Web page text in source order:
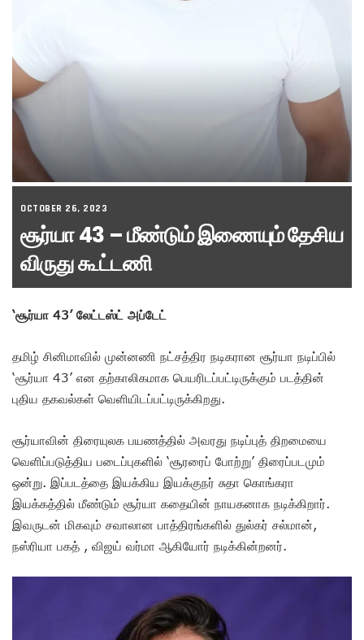
OCTOBER 26, 2023
சூர்யா 43 – மீண்டும் இணையும் தேசிய
விருது கூட்டணி
‘சூர்யா 43’ லேட்டஸ்ட் அப்டேட்
தமிழ் சினிமாவில் முன்னணி நட்சத்திர நடிகரான சூர்யா நடிப்பில்
‘சூர்யா 43’ என தற்காலிகமாக பெயரிடப்பட்டிருக்கும் படத்தின்
புதிய தகவல்கள் வெளியிடப்பட்டிருக்கிறது.
சூர்யாவின் திரையுலக பயணத்தில் அவரது நடிப்புத் திறமையை
வெளிப்படுத்திய படைப்புகளில் ‘சூரரைப் போற்று’ திரைப்படமும்
ஒன்று. இப்படத்தை இயக்கிய இயக்குநர் சுதா கொங்கரா
இயக்கத்தில் மீண்டும் சூர்யா கதையின் நாயகனாக நடிக்கிறார்.
இவருடன் மிகவும் சவாலான பாத்திரங்களில் துல்கர் சல்மான்,
நஸ்ரியா பகத் , விஜய் வர்மா ஆகியோர் நடிக்கின்றனர்.